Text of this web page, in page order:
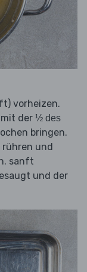
vorheizen.
mit der ½ des
bringen.
rühren und
sanft
und der